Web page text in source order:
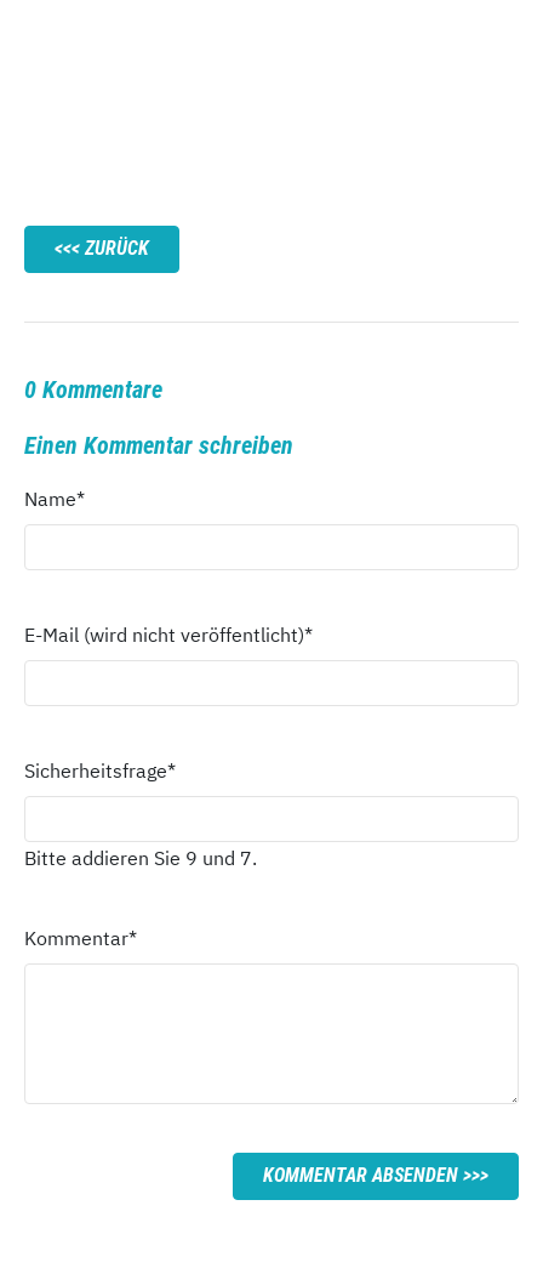
ZURÜCK
0 Kommentare
Einen Kommentar schreiben
Name*
E-Mail (wird nicht veröffentlicht)*
Sicherheitsfrage*
Bitte addieren Sie 9 und 7.
Kommentar*
KOMMENTAR ABSENDEN